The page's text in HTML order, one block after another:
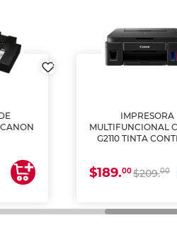
IMPRESORA
MULTIFUNCIONAL
G2110 TINTA
$189.00$209.00